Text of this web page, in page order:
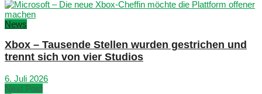
News
Xbox – Tausende Stellen wurden gestrichen und
trennt sich von vier Studios
6. Juli 2026
Next Post